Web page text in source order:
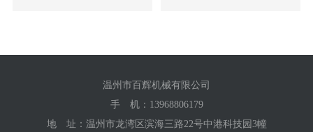
温州市百辉机械有限公司
手 机： 13968806179
地 址：温州市龙湾区滨海三路22号中港科技园3幢